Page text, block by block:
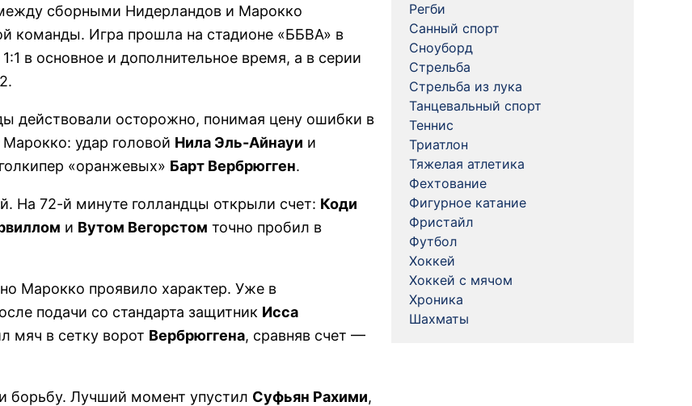
сборными Нидерландов и Марокко
команды. Игра прошла на стадионе «ББВА» в
в основное и дополнительное время, а в серии
действовали осторожно, понимая цену ошибки в
удар головой Нила Эль-Айнауи и
«оранжевых» Барт Вербрюгген.
На 72-й минуте голландцы открыли счет: Коди
и Вутом Вегорстом точно пробил в
Марокко проявило характер. Уже в
подачи со стандарта защитник Исса
мяч в сетку ворот Вербрюггена, сравняв счет —
борьбу. Лучший момент упустил Суфьян Рахими,
Регби
Санный спорт
Сноуборд
Стрельба
Стрельба из лука
Танцевальный спорт
Теннис
Триатлон
Тяжелая атлетика
Фехтование
Фигурное катание
Фристайл
Футбол
Хоккей
Хоккей с мячом
Хроника
Шахматы